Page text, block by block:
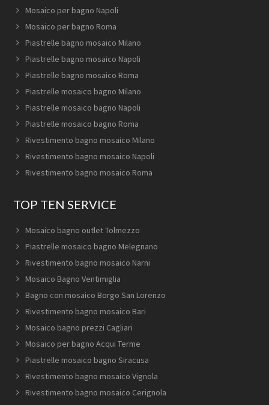
Mosaico per bagno Napoli
Mosaico per bagno Roma
Piastrelle bagno mosaico Milano
Piastrelle bagno mosaico Napoli
Piastrelle bagno mosaico Roma
Piastrelle mosaico bagno Milano
Piastrelle mosaico bagno Napoli
Piastrelle mosaico bagno Roma
Rivestimento bagno mosaico Milano
Rivestimento bagno mosaico Napoli
Rivestimento bagno mosaico Roma
TOP TEN SERVICE
Mosaico bagno outlet Tolmezzo
Piastrelle mosaico bagno Melegnano
Rivestimento bagno mosaico Narni
Mosaico Bagno Ventimiglia
Bagno con mosaico Borgo San Lorenzo
Rivestimento bagno mosaico Bari
Mosaico bagno prezzi Cagliari
Mosaico per bagno Acqui Terme
Piastrelle mosaico bagno Siracusa
Rivestimento bagno mosaico Vignola
Rivestimento bagno mosaico Cerignola